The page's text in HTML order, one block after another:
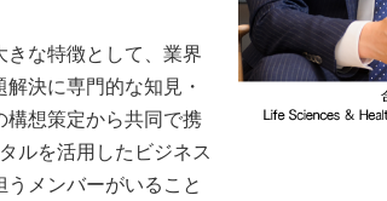
な特徴として、業界
決に専門的な知見・
構想策定から共同で携
ルを活用したビジネス
メンバーがいること